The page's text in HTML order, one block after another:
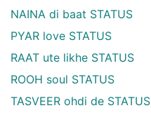
NAINA di baat STATUS
PYAR love STATUS
RAAT ute likhe STATUS
ROOH soul STATUS
TASVEER ohdi de STATUS